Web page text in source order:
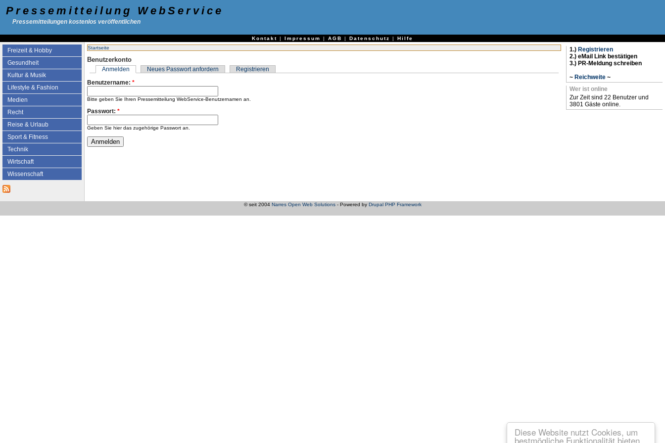
Diese Website nutzt Cookies, um
bestmögliche Funktionalität bieten
Pressemitteilung WebService
Pressemitteilungen kostenlos veröffentlichen
Kontakt | Impressum | AGB | Datenschutz | Hilfe
Freizeit & Hobby
Gesundheit
Kultur & Musik
Lifestyle & Fashion
Medien
Recht
Reise & Urlaub
Sport & Fitness
Technik
Wirtschaft
Wissenschaft
Startseite
Benutzerkonto
Anmelden Neues Passwort anfordern
Registrieren
Benutzername: *
Bitte geben Sie Ihren Pressemitteilung WebService-Benutzernamen an.
Passwort: *
Geben Sie hier das zugehörige Passwort an.
1.) Registrieren
2.) eMail Link bestätigen
3.) PR-Meldung schreiben
~ Reichweite ~
Wer ist online
Zur Zeit sind 22 Benutzer und
3801 Gäste online.
© seit 2004 Narres Open Web Solutions- Powered by Drupal PHP Framework